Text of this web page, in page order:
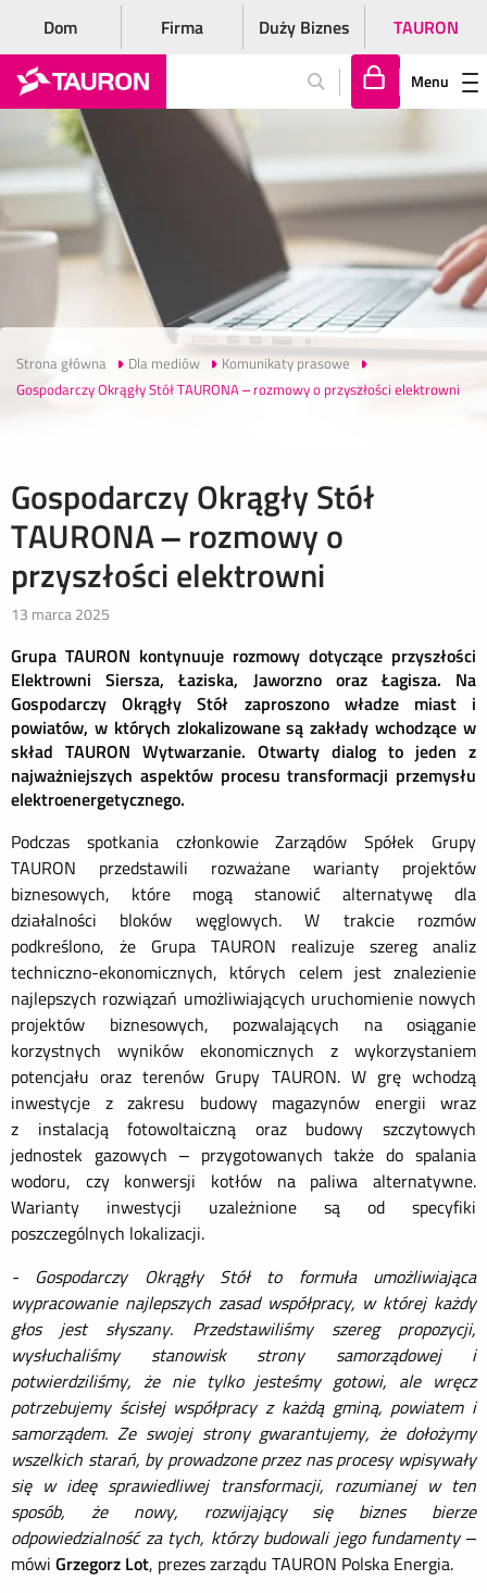
Dom Firma Duży Biznes TAURON
lo
gu
j
si
ę
Menu
Strona główna Dla mediów
Komunikaty prasowe
Gospodarczy Okrągły Stół TAURONA – rozmowy o przyszłości elektrowni
Gospodarczy Okrągły Stół
TAURONA – rozmowy o
przyszłości elektrowni
13 marca 2025
Grupa TAURON kontynuuje rozmowy dotyczące przyszłości
Elektrowni Siersza, Łaziska, Jaworzno oraz Łagisza. Na
Gospodarczy Okrągły Stół zaproszono władze miast i
powiatów, w których zlokalizowane są zakłady wchodzące w
skład TAURON Wytwarzanie. Otwarty dialog to jeden z
najważniejszych aspektów procesu transformacji przemysłu
elektroenergetycznego.
Podczas spotkania członkowie Zarządów Spółek Grupy
TAURON przedstawili rozważane warianty projektów
biznesowych, które mogą stanowić alternatywę dla
działalności bloków węglowych. W trakcie rozmów
podkreślono, że Grupa TAURON realizuje szereg analiz
techniczno-ekonomicznych, których celem jest znalezienie
najlepszych rozwiązań umożliwiających uruchomienie nowych
projektów biznesowych, pozwalających na osiąganie
korzystnych wyników ekonomicznych z wykorzystaniem
potencjału oraz terenów Grupy TAURON. W grę wchodzą
inwestycje z zakresu budowy magazynów energii wraz
z instalacją fotowoltaiczną oraz budowy szczytowych
jednostek gazowych – przygotowanych także do spalania
wodoru, czy konwersji kotłów na paliwa alternatywne.
Warianty inwestycji uzależnione są od specyfiki
poszczególnych lokalizacji.
- Gospodarczy Okrągły Stół to formuła umożliwiająca
wypracowanie najlepszych zasad współpracy, w której każdy
głos jest słyszany. Przedstawiliśmy szereg propozycji,
wysłuchaliśmy stanowisk strony samorządowej i
potwierdziliśmy, że nie tylko jesteśmy gotowi, ale wręcz
potrzebujemy ścisłej współpracy z każdą gminą, powiatem i
samorządem. Ze swojej strony gwarantujemy, że dołożymy
wszelkich starań, by prowadzone przez nas procesy wpisywały
się w ideę sprawiedliwej transformacji, rozumianej w ten
sposób, że nowy, rozwijający się biznes bierze
odpowiedzialność za tych, którzy budowali jego fundamenty–
mówi Grzegorz Lot, prezes zarządu TAURON Polska Energia.